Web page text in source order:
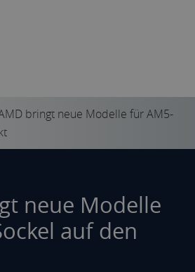
bringt neue Modelle für AM5-
neue Modelle
auf den